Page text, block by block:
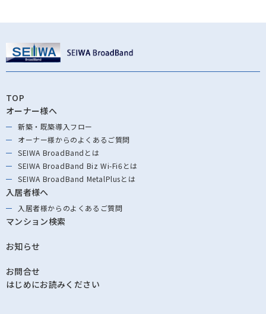
TOP
オーナー様へ
新築・既築導⼊フロー
オーナー様からのよくあるご質問
SEIWA BroadBandとは
SEIWA BroadBand Biz Wi-Fi6とは
SEIWA BroadBand MetalPlusとは
入居者様へ
入居者様からのよくあるご質問
マンション検索
お知らせ
お問合せ
はじめにお読みください